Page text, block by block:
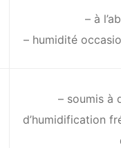
– à
– humidité
– soumis à
d’humidification